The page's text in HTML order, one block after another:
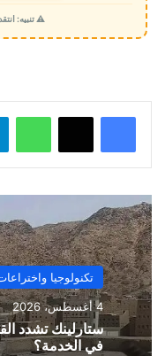
م
ي
⚠️ تنبيه:
واتساب
تكنولوجيا
4 أغسطس، 2026
ستارلينك تشدد
في الخدمة؟